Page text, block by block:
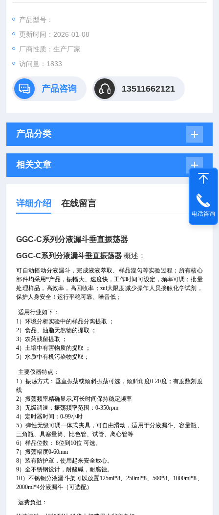
安全！运行平稳可靠、噪音低。
产品型号：
更新时间：2026-01-08
厂商性质：生产厂家
访问量：1833
产品咨询 13511662121
产品分类
相关文章
详细介绍 在线留言
GGC-C系列分液漏斗垂直振荡器
GGC-C系列分液漏斗垂直振荡器 概述：
可自动摇动分液漏斗，完成液液萃取、样品混匀等实验过程；所有核心
部件均采用*产品，振幅大、速度快，工作时间可设定，频率可调；批量
处理样品，高效率，高回收率；zui大限度减少操作人员接触化学试剂，
保护人身安全！运行平稳可靠、噪音低；
适用行业如下：
1）环境分析实验中的样品分离提取 ；
2）食品、油脂天然物的提取 ；
3）农药残留提取 ；
4）土壤中有害物质的提取 ；
5）水质中有机污染物提取 ；
主要仪器特点：
1）振荡方式：垂直振荡或倾斜振荡可选，倾斜角度0-20度；有度数刻度
线
2）振荡频率精确显示,可长时间保持稳定频率
3）无级调速，振荡频率范围：0-350rpm
4）定时器时间：0-99小时
5）弹性无级可调一体式夹具，可自由滑动，适用于分液漏斗、容量瓶、
三角瓶、具塞量筒、比色管、试管、离心管等
6）样品位数： 8位到10位 可选。
7）振荡幅度0-60mm
8）装有防护罩，使用起来安全放心。
9）全不锈钢设计，耐酸碱，耐腐蚀。
10）不锈钢分液漏斗架可以放置125ml*8、250ml*8、500*8、1000ml*8、
2000ml*4分液漏斗（可选配）
运费负担：
电话咨询